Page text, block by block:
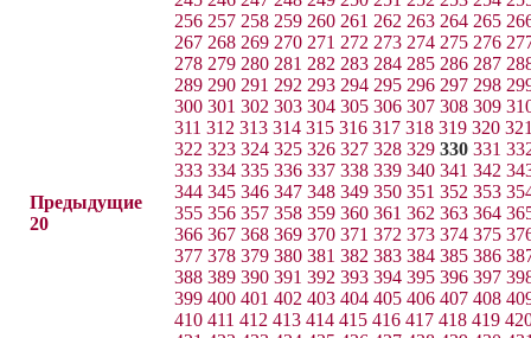
Предыдущие
20
256 257 258 259 260 261 262 263 264 265
267 268 269 270 271 272 273 274 275 276
278 279 280 281 282 283 284 285 286 287
289 290 291 292 293 294 295 296 297 298
300 301 302 303 304 305 306 307 308 309
311 312 313 314 315 316 317 318 319 320
322 323 324 325 326 327 328 329 330 331
333 334 335 336 337 338 339 340 341 342
344 345 346 347 348 349 350 351 352 353
355 356 357 358 359 360 361 362 363 364
366 367 368 369 370 371 372 373 374 375
377 378 379 380 381 382 383 384 385 386
388 389 390 391 392 393 394 395 396 397
399 400 401 402 403 404 405 406 407 408
410 411 412 413 414 415 416 417 418 419